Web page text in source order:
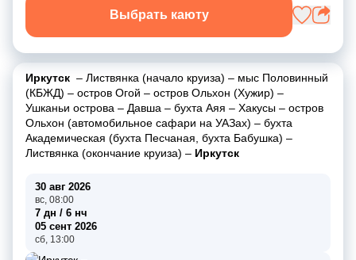
Выбрать каюту
Иркутск – Листвянка (начало круиза) – мыс Половинный
(КБЖД) – остров Огой – остров Ольхон (Хужир) –
Ушканьи острова – Давша – бухта Аяя – Хакусы – остров
Ольхон (автомобильное сафари на УАЗах) – бухта
Академическая (бухта Песчаная, бухта Бабушка) –
Листвянка (окончание круиза) – Иркутск
30 авг 2026
вс, 08:00
7 дн / 6 нч
05 сент 2026
сб, 13:00